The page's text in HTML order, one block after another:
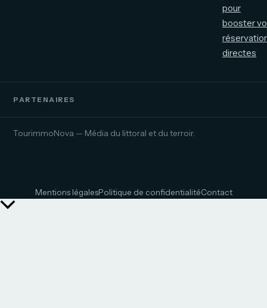
pour
booster
directes
PARTENAIRES
TourimmoNova — Média du littoral et du terroir.
Mentions légalesPolitique de confidentialitéContact